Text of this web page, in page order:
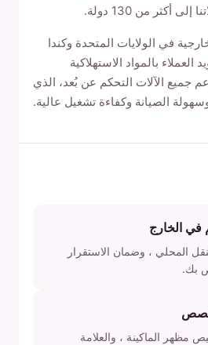
أكثر من 130 دولة.
في الولايات المتحدة وكندا
العملاء بالمواد الاستهلاكية
جميع الآلات التحكم عن بُعد، الذي
الصيانة وكفاءة تشغيل عالية.
الخارج
المحلي ، وضمان الاستقرار
بك.
مظهر الماكينة ، والعلامة